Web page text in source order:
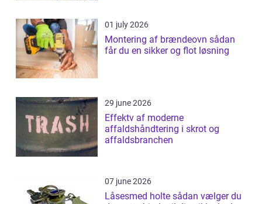
01 july 2026
Montering af brændeovn sådan
får du en sikker og flot løsning
29 june 2026
Effektv af moderne
affaldshåndtering i skrot og
affaldsbranchen
07 june 2026
Låsesmed holte sådan vælger du